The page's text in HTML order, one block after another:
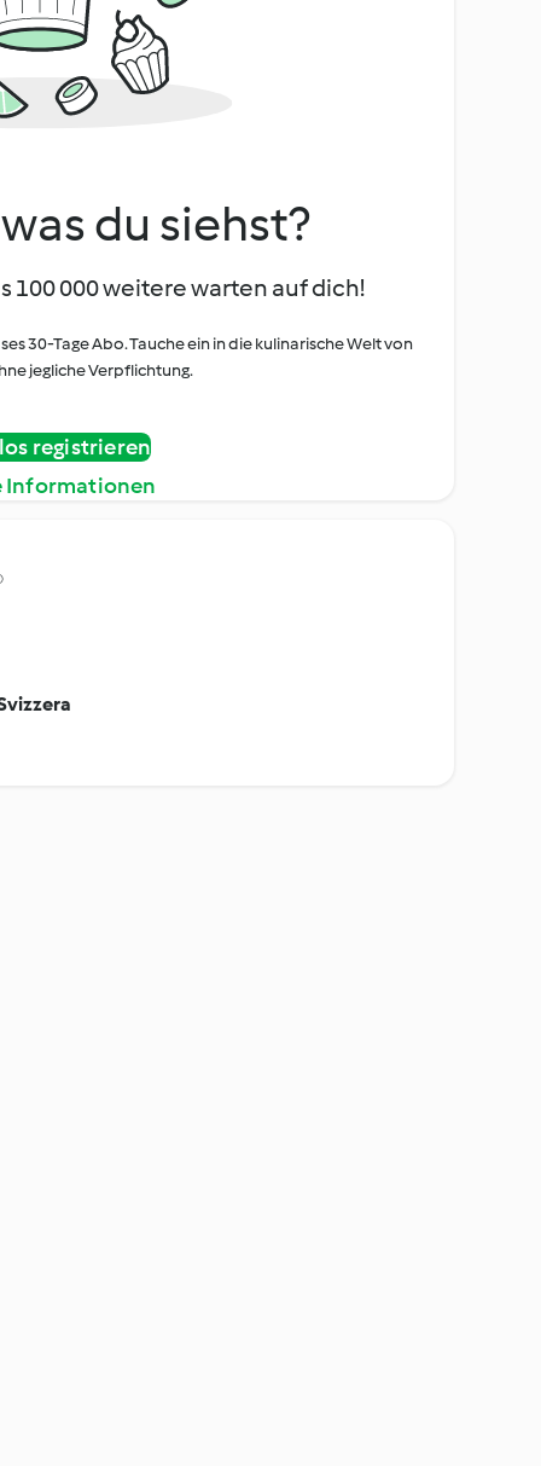
du siehst?
100 000 weitere warten auf dich!
30-Tage Abo. Tauche ein in die kulinarische Welt von
jegliche Verpflichtung.
registrieren
Informationen